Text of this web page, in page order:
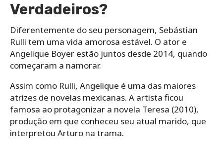
Verdadeiros?
Diferentemente do seu personagem, Sebástian
Rulli tem uma vida amorosa estável. O ator e
Angelique Boyer estão juntos desde 2014, quando
começaram a namorar.
Assim como Rulli, Angelique é uma das maiores
atrizes de novelas mexicanas. A artista ficou
famosa ao protagonizar a novela Teresa (2010),
produção em que conheceu seu atual marido, que
interpretou Arturo na trama.